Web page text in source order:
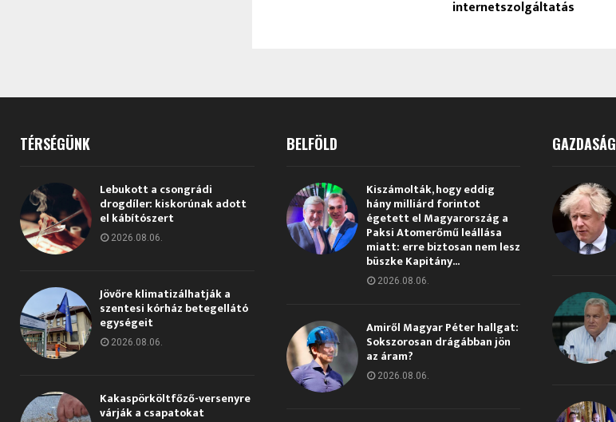
internetszolgáltatás
TÉRSÉGÜNK
Lebukott a csongrádi
drogdíler: kiskorúnak adott
el kábítószert
2026.08.06.
Jövőre klimatizálhatják a
szentesi kórház betegellátó
egységeit
2026.08.06.
Kakaspörköltfőző-versenyre
várják a csapatokat
BELFÖLD
Kiszámolták, hogy eddig
hány milliárd forintot
égetett el Magyarország a
Paksi Atomerőmű leállása
miatt: erre biztosan nem lesz
büszke Kapitány...
2026.08.06.
Amiről Magyar Péter hallgat:
Sokszorosan drágábban jön
az áram?
2026.08.06.
GAZDASÁG